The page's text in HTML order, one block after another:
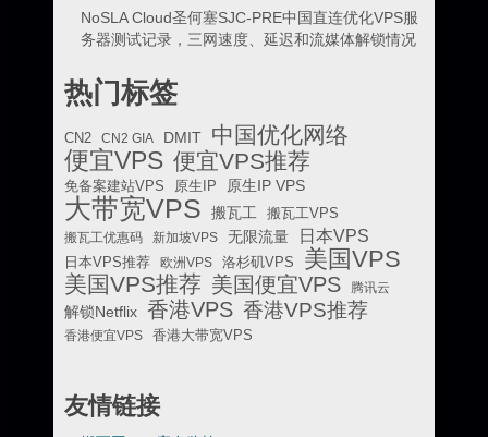
NoSLA Cloud圣何塞SJC-PRE中国直连优化VPS服
务器测试记录，三网速度、延迟和流媒体解锁情况
热门标签
CN2 CN2 GIA DMIT 中国优化网络
便宜VPS 便宜VPS推荐
免备案建站VPS 原生IP 原生IP VPS
大带宽VPS 搬瓦工
搬瓦工VPS
搬瓦工优惠码
新加坡VPS 无限流量 日本VPS
日本VPS推荐 欧洲VPS 洛杉矶VPS 美国VPS
美国VPS推荐 美国便宜VPS 腾讯云
解锁Netflix 香港VPS 香港VPS推荐
香港便宜VPS 香港大带宽VPS
友情链接